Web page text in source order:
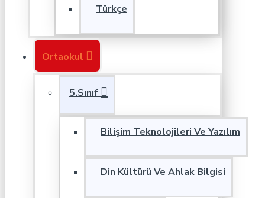
Türkçe
Ortaokul
5.Sınıf
Bilişim Teknolojileri Ve Yazılım
Din Kültürü Ve Ahlak Bilgisi